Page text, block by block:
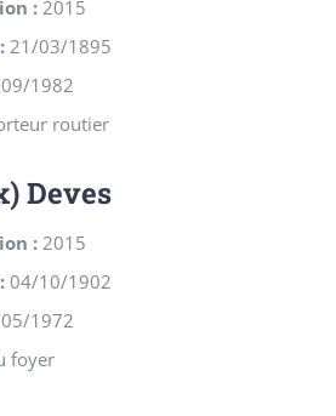
: 2015
21/03/1895
1982
routier
Deves
: 2015
04/10/1902
1972
foyer